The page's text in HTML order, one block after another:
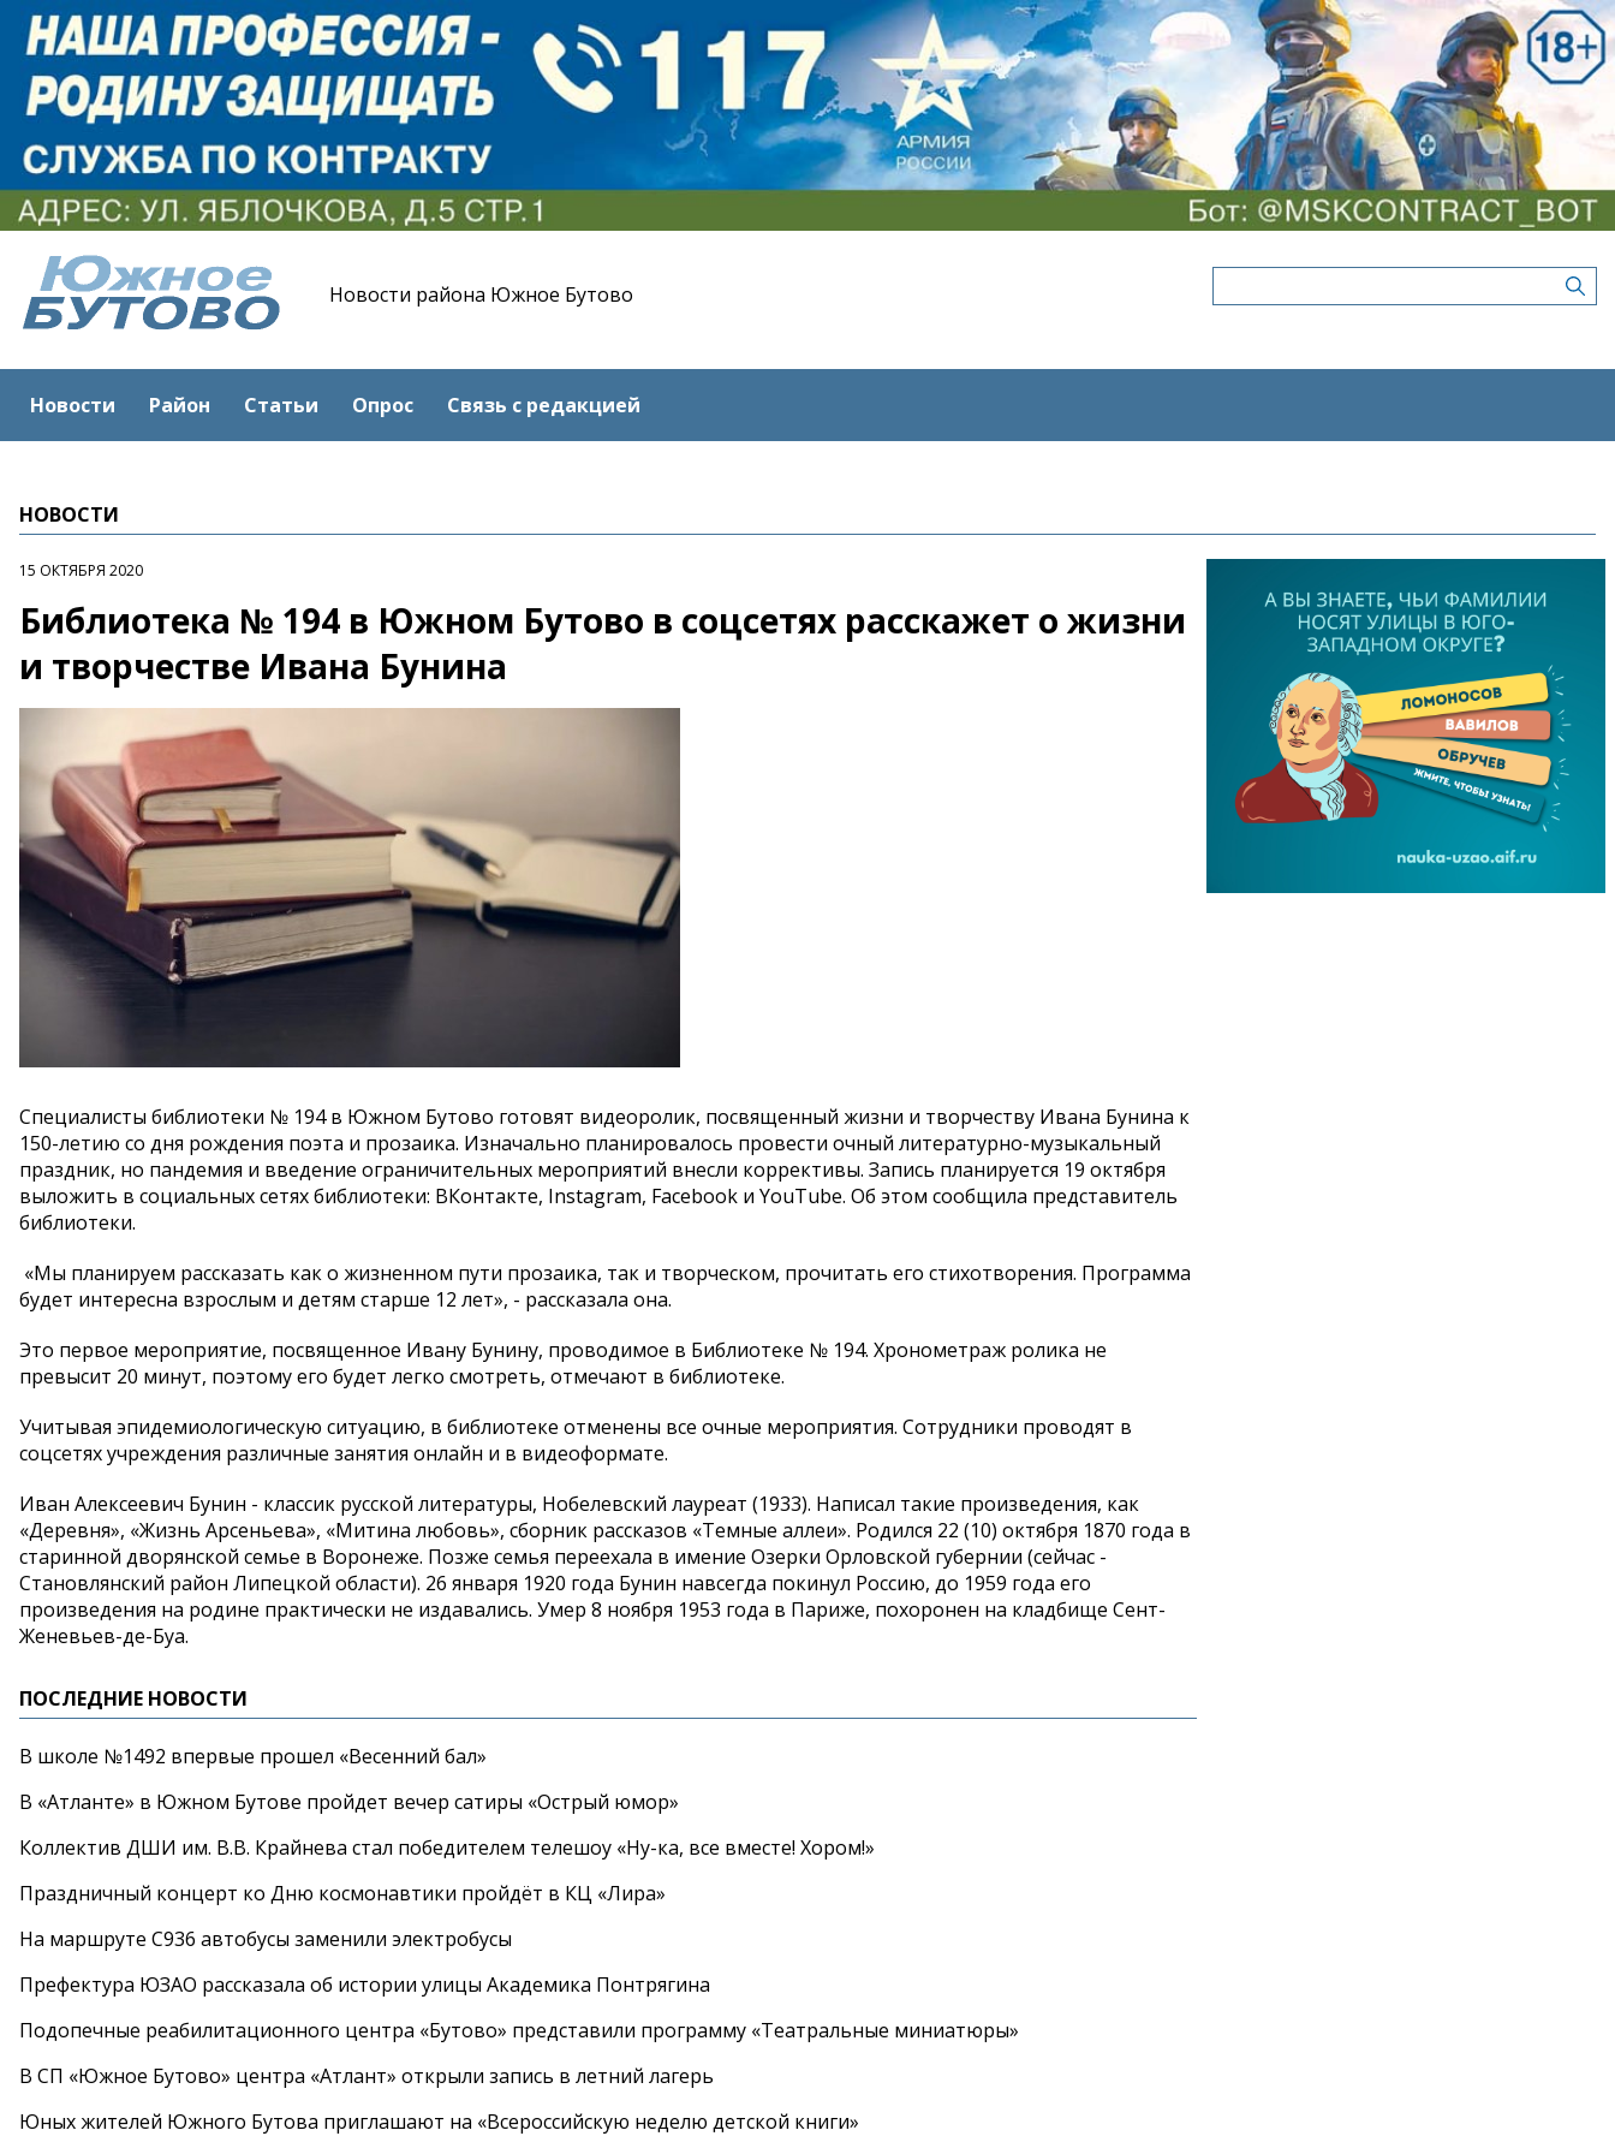
Новости района Южное Бутово
Новости Район Статьи Опрос Связь с редакцией
НОВОСТИ
15 ОКТЯБРЯ 2020
Библиотека № 194 в Южном Бутово в соцсетях расскажет о жизни
и творчестве Ивана Бунина
Специалисты библиотеки № 194 в Южном Бутово готовят видеоролик, посвященный жизни и творчеству Ивана Бунина к
150-летию со дня рождения поэта и прозаика. Изначально планировалось провести очный литературно-музыкальный
праздник, но пандемия и введение ограничительных мероприятий внесли коррективы. Запись планируется 19 октября
выложить в социальных сетях библиотеки: ВКонтакте, Instagram, Facebook и YouTube. Об этом сообщила представитель
библиотеки.
«Мы планируем рассказать как о жизненном пути прозаика, так и творческом, прочитать его стихотворения. Программа
будет интересна взрослым и детям старше 12 лет», - рассказала она.
Это первое мероприятие, посвященное Ивану Бунину, проводимое в Библиотеке № 194. Хронометраж ролика не
превысит 20 минут, поэтому его будет легко смотреть, отмечают в библиотеке.
Учитывая эпидемиологическую ситуацию, в библиотеке отменены все очные мероприятия. Сотрудники проводят в
соцсетях учреждения различные занятия онлайн и в видеоформате.
Иван Алексеевич Бунин - классик русской литературы, Нобелевский лауреат (1933). Написал такие произведения, как
«Деревня», «Жизнь Арсеньева», «Митина любовь», сборник рассказов «Темные аллеи». Родился 22 (10) октября 1870 года в
старинной дворянской семье в Воронеже. Позже семья переехала в имение Озерки Орловской губернии (сейчас -
Становлянский район Липецкой области). 26 января 1920 года Бунин навсегда покинул Россию, до 1959 года его
произведения на родине практически не издавались. Умер 8 ноября 1953 года в Париже, похоронен на кладбище Сент-
Женевьев-де-Буа.
ПОСЛЕДНИЕ НОВОСТИ
В школе №1492 впервые прошел «Весенний бал»
В «Атланте» в Южном Бутове пройдет вечер сатиры «Острый юмор»
Коллектив ДШИ им. В.В. Крайнева стал победителем телешоу «Ну-ка, все вместе! Хором!»
Праздничный концерт ко Дню космонавтики пройдёт в КЦ «Лира»
На маршруте С936 автобусы заменили электробусы
Префектура ЮЗАО рассказала об истории улицы Академика Понтрягина
Подопечные реабилитационного центра «Бутово» представили программу «Театральные миниатюры»
В СП «Южное Бутово» центра «Атлант» открыли запись в летний лагерь
Юных жителей Южного Бутова приглашают на «Всероссийскую неделю детской книги»